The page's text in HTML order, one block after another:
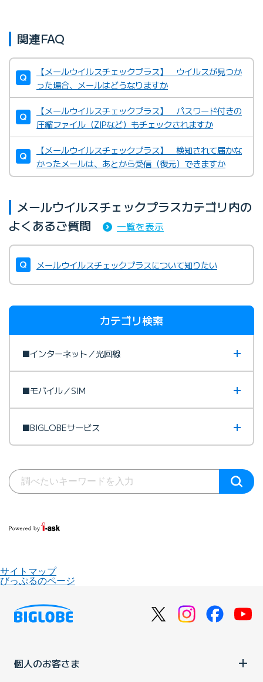
関連FAQ
【メールウイルスチェックプラス】 ウイルスが見つか
った場合、メールはどうなりますか
【メールウイルスチェックプラス】 パスワード付きの
圧縮ファイル（ZIPなど）もチェックされますか
【メールウイルスチェックプラス】 検知されて届かな
かったメールは、あとから受信（復元）できますか
メールウイルスチェックプラスカテゴリ内の
よくあるご質問
一覧を表示
メールウイルスチェックプラスについて知りたい
カテゴリ検索
■インターネット／光回線
■モバイル／SIM
■BIGLOBEサービス
サイトマップ
びっぷるのページ
個人のお客さま